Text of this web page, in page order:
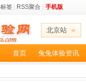
签 RSS聚合 手机版
北京站
首页 兔兔体验资讯